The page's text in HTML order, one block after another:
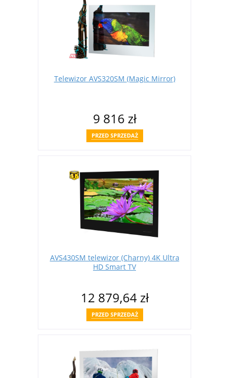
Telewizor AVS320SM (Magic Mirror)
9 816 zł
PRZED SPRZEDAŻ
AVS430SM telewizor (Charny) 4K Ultra
HD Smart TV
12 879,64 zł
PRZED SPRZEDAŻ